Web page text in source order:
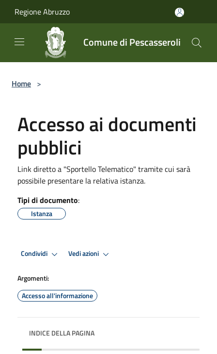
Regione Abruzzo
Comune di Pescasseroli
Home >
Accesso ai documenti
pubblici
Link diretto a "Sportello Telematico" tramite cui sarà
possibile presentare la relativa istanza.
Tipi di documento:
Istanza
Condividi Vedi azioni
Argomenti:
Accesso all'informazione
INDICE DELLA PAGINA